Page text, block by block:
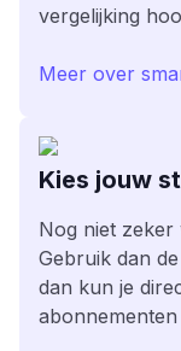
vergelijking
Meer over
Kies jouw
Nog niet zeker
Gebruik dan
dan kun je